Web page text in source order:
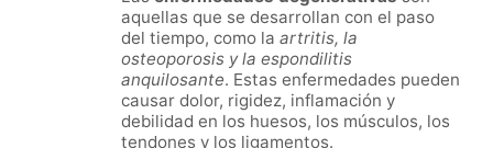
aquellas que se desarrollan con el paso
del tiempo, como la artritis, la
osteoporosis y la espondilitis
anquilosante. Estas enfermedades pueden
causar dolor, rigidez, inflamación y
debilidad en los huesos, los músculos, los
tendones y los ligamentos.